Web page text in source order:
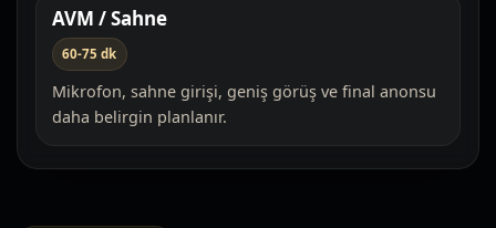
AVM / Sahne
60-75 dk
Mikrofon, sahne girişi, geniş görüş ve final anonsu
daha belirgin planlanır.